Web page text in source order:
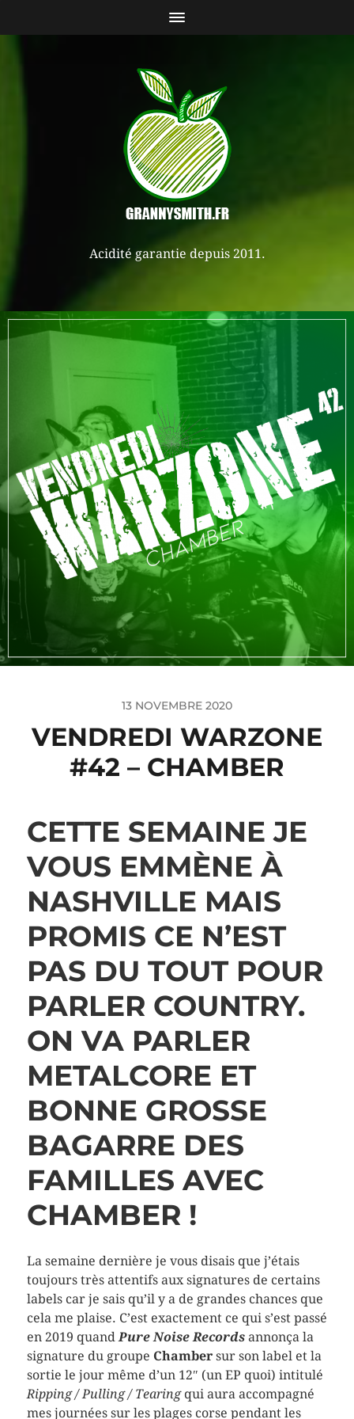
Acidité garantie depuis 2011.
13 NOVEMBRE 2020
VENDREDI WARZONE
#42 – CHAMBER
CETTE SEMAINE JE
VOUS EMMÈNE À
NASHVILLE MAIS
PROMIS CE N’EST
PAS DU TOUT POUR
PARLER COUNTRY.
ON VA PARLER
METALCORE ET
BONNE GROSSE
BAGARRE DES
FAMILLES AVEC
CHAMBER !
La semaine dernière je vous disais que j’étais
toujours très attentifs aux signatures de certains
labels car je sais qu’il y a de grandes chances que
cela me plaise. C’est exactement ce qui s’est passé
en 2019 quandPure Noise Recordsannonça la
signature du groupe Chambersur son label et la
sortie le jour même d’un 12″ (un EP quoi) intitulé
Ripping / Pulling / Tearingqui aura accompagné
mes journées sur les plages corse pendant les